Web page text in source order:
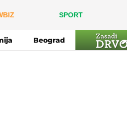
SPORT
Beograd